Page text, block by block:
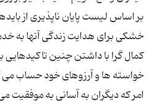
بر اساس لیست پایان ناپذیری از
خشكی برای هدایت زندگی آنها به
كمال گرا با داشتن چنین تاكیدهایی
خواسته ها و آرزوهای خود حساب می
امر كه دیگران به آسانی به موفقیت